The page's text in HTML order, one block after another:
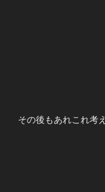
その後もあれこれ考